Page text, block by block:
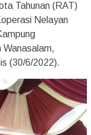
Tahunan (RAT)
Nelayan
Wanasalam,
(30/6/2022).